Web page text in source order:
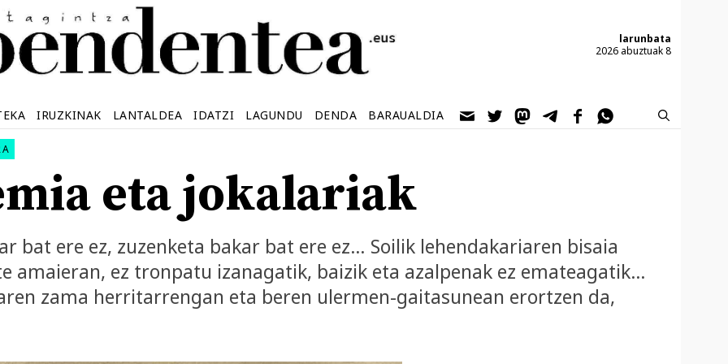
larunbata
2026 abuztuak 8
IRUZKINAK LANTALDEA IDATZI LAGUNDU DENDA BARAUALDIA
eta jokalariak
bat ere ez, zuzenketa bakar bat ere ez… Soilik lehendakariaren bisaia
amaieran, ez tronpatu izanagatik, baizik eta azalpenak ez emateagatik…
zama herritarrengan eta beren ulermen-gaitasunean erortzen da,